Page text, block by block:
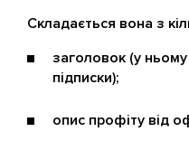
Складається вона з
заголовок (у ньому
підписки);
опис профіту від